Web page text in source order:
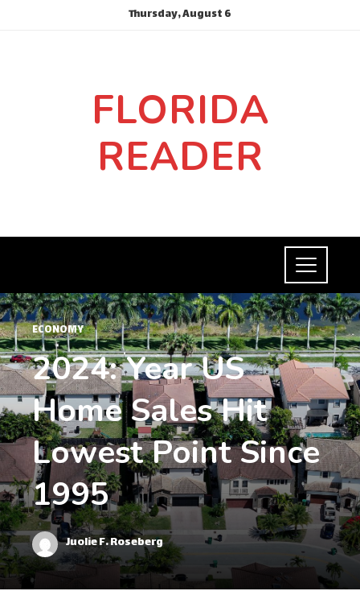
Thursday, August 6
FLORIDA
READER
ECONOMY
2024: Year US
Home Sales Hit
Lowest Point Since
1995
Juolie F. Roseberg